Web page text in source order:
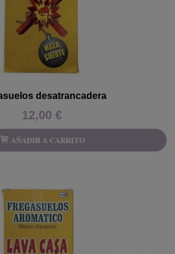
desatrancadera
12,00 €
AÑADIR A CARRITO